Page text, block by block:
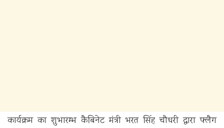
कार्यक्रम का शुभारम्भ कैबिनेट मंत्री भरत सिंह चौधरी द्वारा फ्लैग